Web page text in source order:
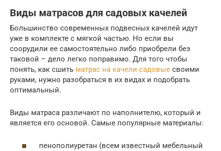
Виды матрасов для садовых качелей
Большинство современных подвесных качелей идут
уже в комплекте с мягкой частью. Но если вы
соорудили ее самостоятельно либо приобрели без
таковой – дело легко поправимо. Для того чтобы
понять, как сшить матрас на качели садовые своими
руками, нужно разобраться в их видах и подобрать
оптимальный.
Виды матраса различают по наполнителю, который и
является его основой. Самые популярные материалы:
пенополиуретан (всем известный мебельный